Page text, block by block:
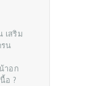
เสริม
น
าอก
อ ?